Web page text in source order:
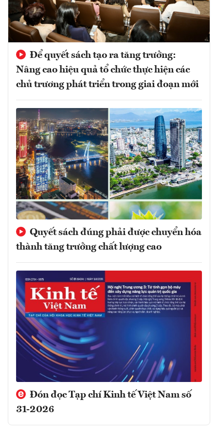
Để quyết sách tạo ra tăng trưởng:
Nâng cao hiệu quả tổ chức thực hiện các
chủ trương phát triển trong giai đoạn mới
Quyết sách đúng phải được chuyển hóa
thành tăng trưởng chất lượng cao
Đón đọc Tạp chí Kinh tế Việt Nam số
31-2026